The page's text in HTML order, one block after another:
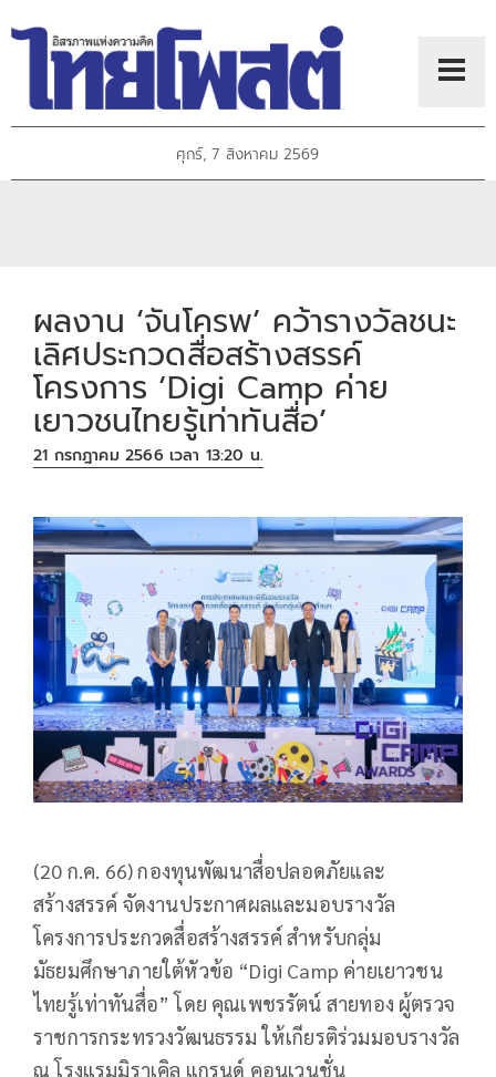
ศุกร์, 7 สิงหาคม 2569
ผลงาน ‘จันโครพ’ คว้ารางวัลชนะ
เลิศประกวดสื่อสร้างสรรค์
โครงการ ‘Digi Camp ค่าย
เยาวชนไทยรู้เท่าทันสื่อ’
21 กรกฎาคม 2566 เวลา 13:20 น.
(20 ก.ค. 66) กองทุนพัฒนาสื่อปลอดภัยและ
สร้างสรรค์ จัดงานประกาศผลและมอบรางวัล
โครงการประกวดสื่อสร้างสรรค์ สำหรับกลุ่ม
มัธยมศึกษาภายใต้หัวข้อ “Digi Camp ค่ายเยาวชน
ไทยรู้เท่าทันสื่อ” โดย คุณเพชรรัตน์ สายทอง ผู้ตรวจ
ราชการกระทรวงวัฒนธรรม ให้เกียรติร่วมมอบรางวัล
ณ โรงแรมมิราเคิล แกรนด์ คอนเวนชั่น